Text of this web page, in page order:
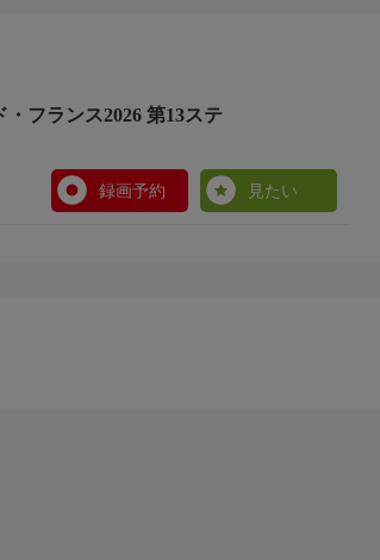
・フランス2026 第13ステ
録画予約 見たい